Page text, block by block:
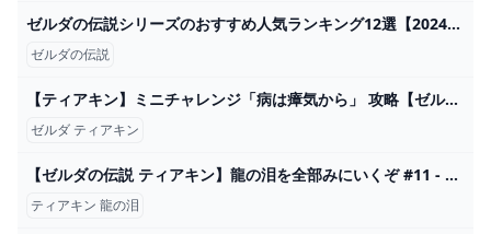
ゼルダの伝説シリーズのおすすめ人気ランキング12選【2024年】 マイベスト
ゼルダの伝説
【ティアキン】ミニチャレンジ「病は瘴気から」 攻略【ゼルダの伝説】 - YouTube
ゼルダ ティアキン
【ゼルダの伝説 ティアキン】龍の泪を全部みにいくぞ #11 - YouTube
ティアキン 龍の泪